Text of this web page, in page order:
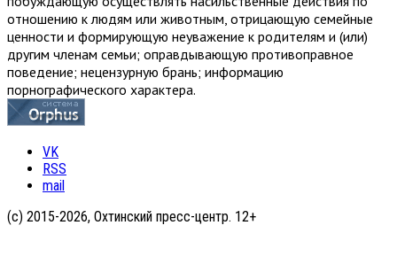
отношению к людям или животным, отрицающую семейные
ценности и формирующую неуважение к родителям и (или)
другим членам семьи; оправдывающую противоправное
поведение; нецензурную брань; информацию
порнографического характера.
VK
RSS
mail
(с) 2015-2026, Охтинский пресс-центр. 12+